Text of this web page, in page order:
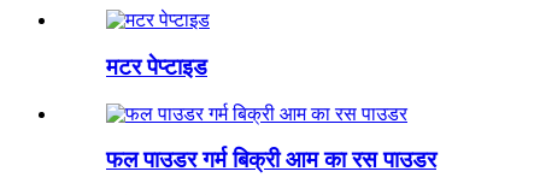
मटर पेप्टाइड
फल पाउडर गर्म बिक्री आम का रस पाउडर